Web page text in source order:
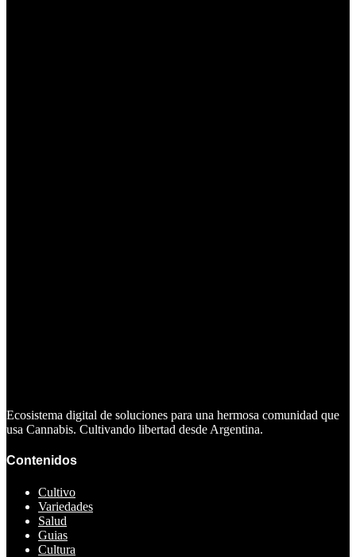
Ecosistema digital de soluciones para una hermosa comunidad que
usa Cannabis. Cultivando libertad desde Argentina.
Contenidos
Cultivo
Variedades
Salud
Guias
Cultura